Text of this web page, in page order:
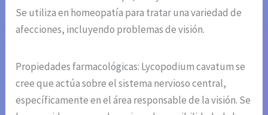
Se utiliza en homeopatía para tratar una variedad de
afecciones, incluyendo problemas de visión.
Propiedades farmacológicas: Lycopodium cavatum se
cree que actúa sobre el sistema nervioso central,
específicamente en el área responsable de la visión. Se